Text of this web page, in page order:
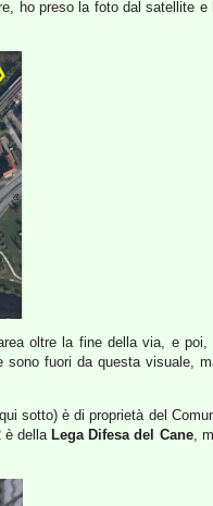
ho preso la foto dal satellite e
oltre la fine della via, e poi,
sono fuori da questa visuale,
sotto) è di proprietà del
è della Lega Difesa del Cane,